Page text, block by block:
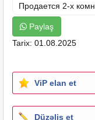
Продается 2-x
Общая площадь 35
3/4 этаж.
Документ Купчая.
Paylaş
Tarix: 01.08.2025
ViP elan et
Düzəliş et